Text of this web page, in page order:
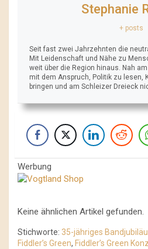
Stephanie
+ posts
Seit fast zwei Jahrzehnten die
Mit Leidenschaft und Nähe zu
weit über die Region hinaus. Nah
mit dem Anspruch, Politik zu lesen,
bringen und am Schleizer Dreieck
Werbung
Keine ähnlichen Artikel gefunden.
Stichworte: 35-jähriges
Fiddler’s Green, Fiddler’s Green